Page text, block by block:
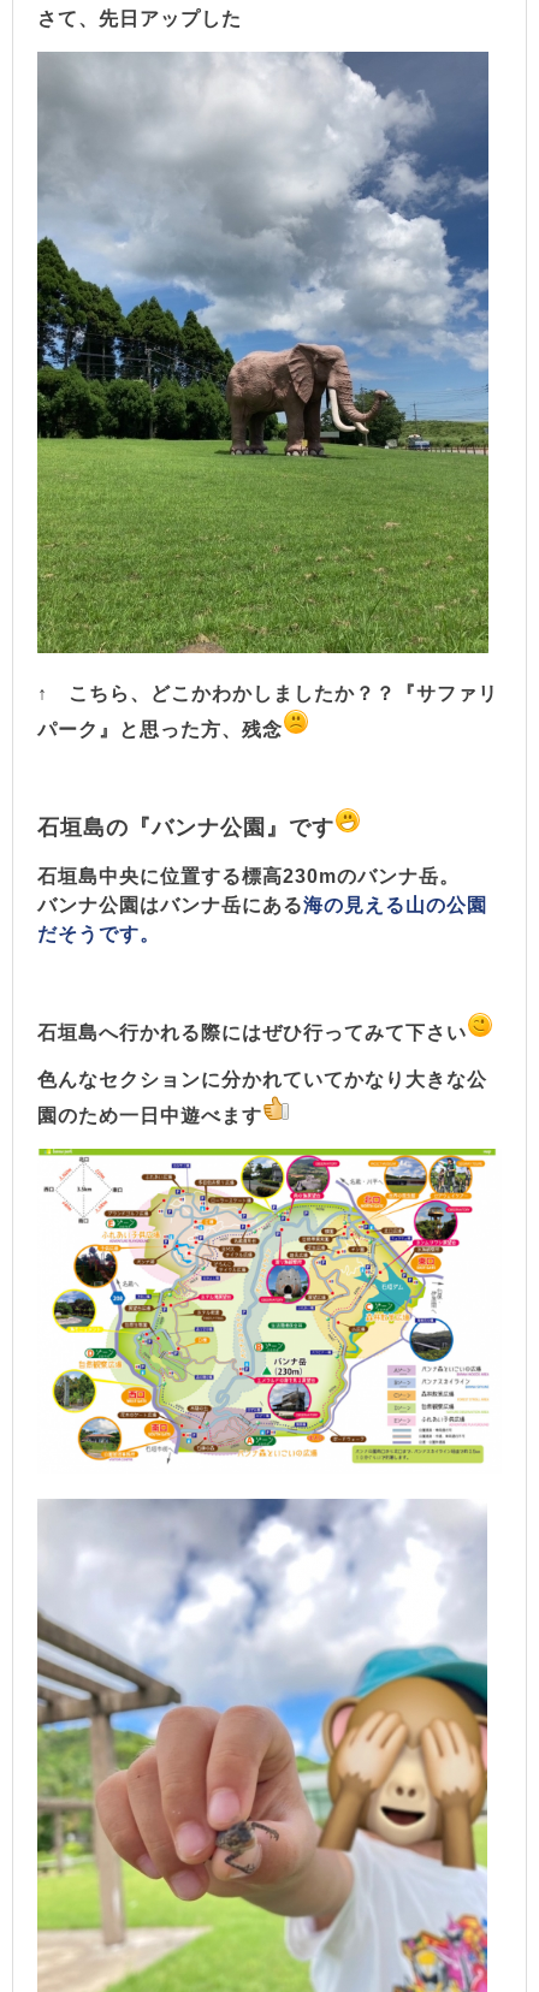
さて、先日アップした
↑ こちら、どこかわかしましたか？？『サファリ
パーク』と思った方、残念
石垣島の『バンナ公園』です
石垣島中央に位置する標高230mのバンナ岳。
バンナ公園はバンナ岳にある海の見える山の公園
だそうです。
石垣島へ行かれる際にはぜひ行ってみて下さい
色んなセクションに分かれていてかなり大きな公
園のため一日中遊べます